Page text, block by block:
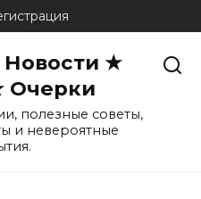
★
Очерки
полезные советы,
и невероятные